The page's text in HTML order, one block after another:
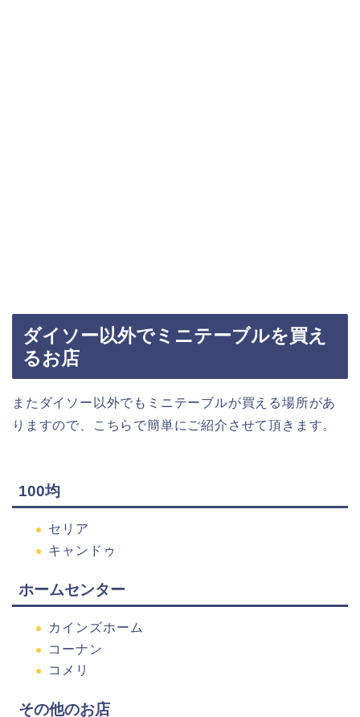
ダイソー以外でミニテーブルを買え
るお店
またダイソー以外でもミニテーブルが買える場所があ
りますので、こちらで簡単にご紹介させて頂きます。
100均
セリア
キャンドゥ
ホームセンター
カインズホーム
コーナン
コメリ
その他のお店